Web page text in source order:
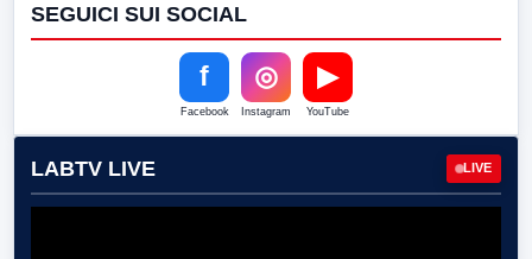
SEGUICI SUI SOCIAL
f
Facebook
◎
Instagram
▶
YouTube
LABTV LIVE LIVE